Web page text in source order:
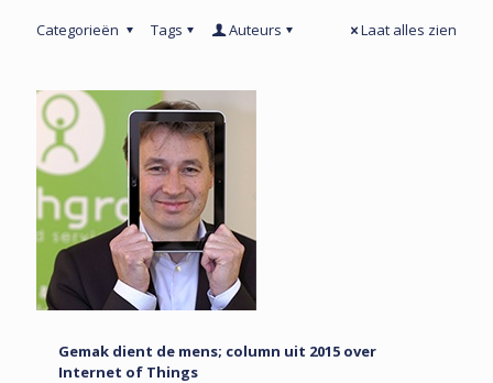
Categorieën Tags Auteurs Laat alles zien
Gemak dient de mens; column uit 2015 over
Internet of Things